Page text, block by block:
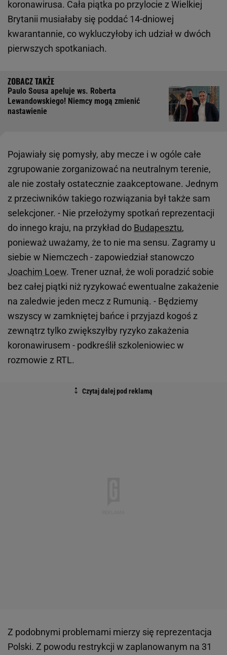
koronawirusa. Cała piątka po przylocie z Wielkiej
Brytanii musiałaby się poddać 14-dniowej
kwarantannie, co wykluczyłoby ich udział w dwóch
pierwszych spotkaniach.
Paulo Sousa apeluje ws. Roberta
Lewandowskiego! Niemcy mogą zmienić
nastawienie
Pojawiały się pomysły, aby mecze i w ogóle całe
zgrupowanie zorganizować na neutralnym terenie,
ale nie zostały ostatecznie zaakceptowane. Jednym
z przeciwników takiego rozwiązania był także sam
selekcjoner. - Nie przełożymy spotkań reprezentacji
do innego kraju, na przykład do Budapesztu,
ponieważ uważamy, że to nie ma sensu. Zagramy u
siebie w Niemczech - zapowiedział stanowczo
Joachim Loew. Trener uznał, że woli poradzić sobie
bez całej piątki niż ryzykować ewentualne zakażenie
na zaledwie jeden mecz z Rumunią. - Będziemy
wszyscy w zamkniętej bańce i przyjazd kogoś z
zewnątrz tylko zwiększyłby ryzyko zakażenia
koronawirusem - podkreślił szkoleniowiec w
rozmowie z RTL.
Z podobnymi problemami mierzy się reprezentacja
Polski. Z powodu restrykcji w zaplanowanym na 31